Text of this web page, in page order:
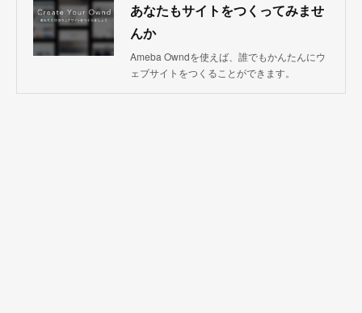
あなたもサイトをつくってみませ
んか
Ameba Owndを使えば、誰でもかんたんにウ
ェブサイトをつくることができます。